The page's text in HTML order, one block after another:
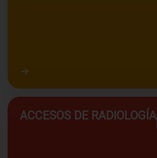
Acceder a resultados de laboratorio
ACCESOS DE RADIOLOGÍA